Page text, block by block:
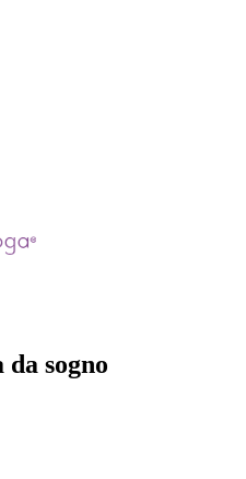
sogno